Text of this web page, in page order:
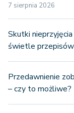
7 sierpnia 2026
Skutki
świetle przepisów
Przedawnienie
– czy to możliwe?